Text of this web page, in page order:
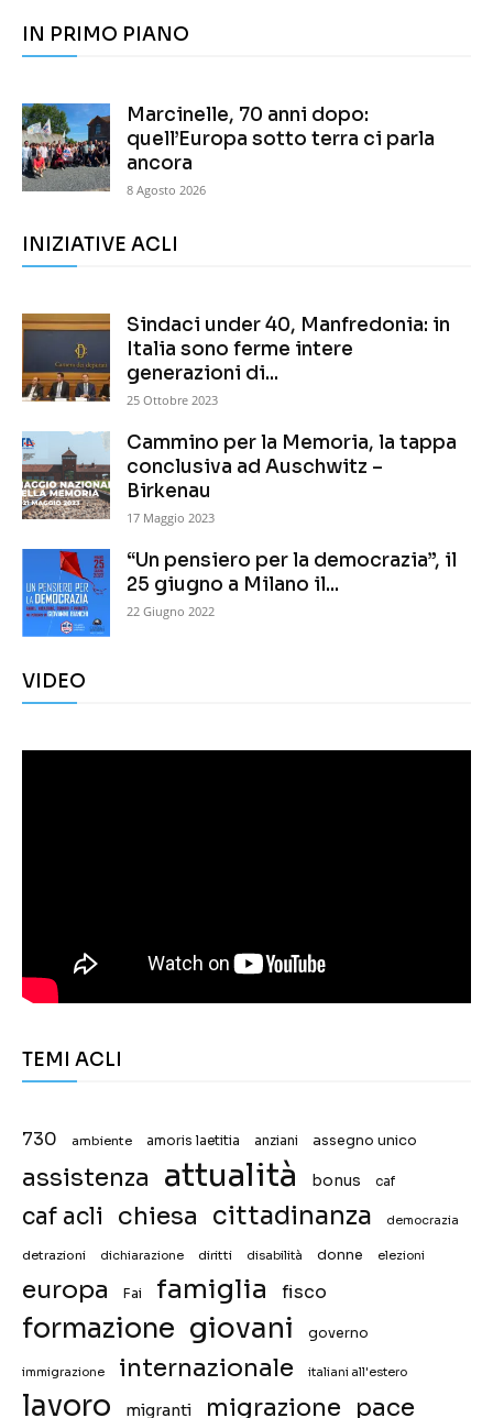
IN PRIMO PIANO
Marcinelle, 70 anni dopo:
quell’Europa sotto terra ci parla
ancora
8 Agosto 2026
INIZIATIVE ACLI
Sindaci under 40, Manfredonia: in
Italia sono ferme intere
generazioni di...
25 Ottobre 2023
Cammino per la Memoria, la tappa
conclusiva ad Auschwitz –
Birkenau
17 Maggio 2023
“Un pensiero per la democrazia”, il
25 giugno a Milano il...
22 Giugno 2022
VIDEO
TEMI ACLI
730 ambiente amoris laetitia anziani assegno unico
assistenza attualità bonus caf
caf acli chiesa cittadinanza democrazia
detrazioni dichiarazione diritti disabilità donne elezioni
europa Fai famiglia fisco
formazione giovani governo
immigrazione internazionale italiani all'estero
lavoro migranti migrazione pace